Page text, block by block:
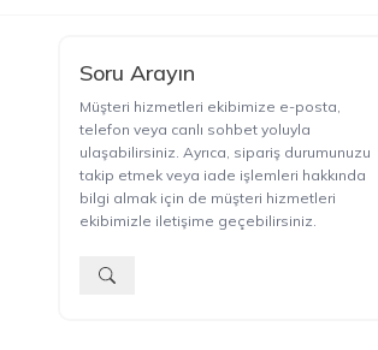
Soru Arayın
Müşteri hizmetleri ekibimize e-posta,
telefon veya canlı sohbet yoluyla
ulaşabilirsiniz. Ayrıca, sipariş durumunuzu
takip etmek veya iade işlemleri hakkında
bilgi almak için de müşteri hizmetleri
ekibimizle iletişime geçebilirsiniz.